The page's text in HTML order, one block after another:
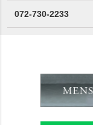
072-730-2233